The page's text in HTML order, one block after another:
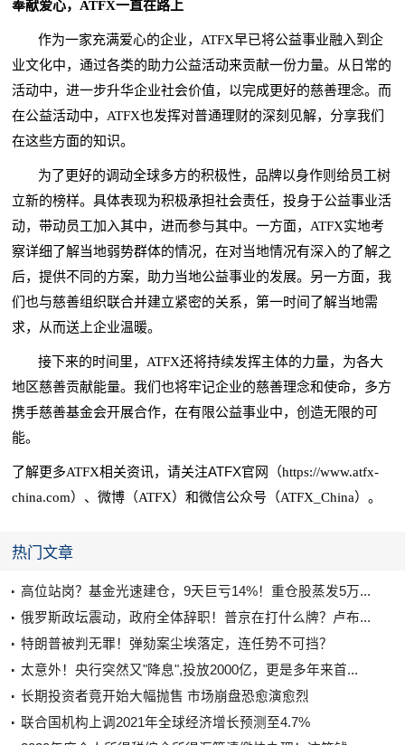
奉献爱心，ATFX一直在路上
作为一家充满爱心的企业，ATFX早已将公益事业融入到企
业文化中，通过各类的助力公益活动来贡献一份力量。从日常的
活动中，进一步升华企业社会价值，以完成更好的慈善理念。而
在公益活动中，ATFX也发挥对普通理财的深刻见解，分享我们
在这些方面的知识。
为了更好的调动全球多方的积极性，品牌以身作则给员工树
立新的榜样。具体表现为积极承担社会责任，投身于公益事业活
动，带动员工加入其中，进而参与其中。一方面，ATFX实地考
察详细了解当地弱势群体的情况，在对当地情况有深入的了解之
后，提供不同的方案，助力当地公益事业的发展。另一方面，我
们也与慈善组织联合并建立紧密的关系，第一时间了解当地需
求，从而送上企业温暖。
接下来的时间里，ATFX还将持续发挥主体的力量，为各大
地区慈善贡献能量。我们也将牢记企业的慈善理念和使命，多方
携手慈善基金会开展合作，在有限公益事业中，创造无限的可
能。
了解更多ATFX相关资讯，请关注ATFX官网
（https://www.atfx-
china.com）、微博（ATFX）和微信公众号（ATFX_China）。
热门文章
高位站岗？基金光速建仓，9天巨亏14%！重仓股蒸发5万...
俄罗斯政坛震动，政府全体辞职！普京在打什么牌？卢布...
特朗普被判无罪！弹劾案尘埃落定，连任势不可挡？
太意外！央行突然又"降息",投放2000亿，更是多年来首...
长期投资者竟开始大幅抛售 市场崩盘恐愈演愈烈
联合国机构上调2021年全球经济增长预测至4.7%